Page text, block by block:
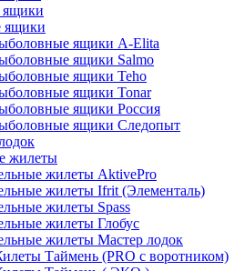
ящики
ящики
ящики A-Elita
ящики Salmo
ящики Teho
ящики Tonar
ящики Россия
ящики Следопыт
жилеты
жилеты AktivePro
жилеты Ifrit (Элементаль)
жилеты Spass
жилеты Глобус
жилеты Мастер лодок
Таймень (PRO c воротником)